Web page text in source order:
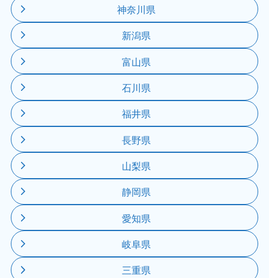
神奈川県
新潟県
富山県
石川県
福井県
長野県
山梨県
静岡県
愛知県
岐阜県
三重県